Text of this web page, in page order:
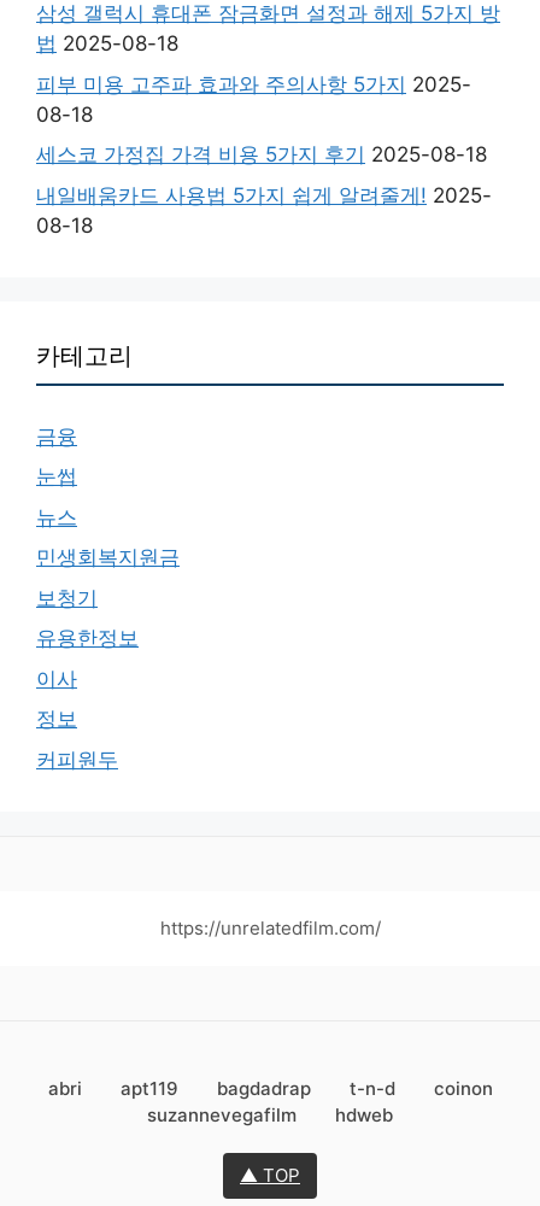
삼성 갤럭시 휴대폰 잠금화면 설정과 해제 5가지 방
법 2025-08-18
피부 미용 고주파 효과와 주의사항 5가지 2025-
08-18
세스코 가정집 가격 비용 5가지 후기 2025-08-18
내일배움카드 사용법 5가지 쉽게 알려줄게! 2025-
08-18
카테고리
금융
눈썹
뉴스
민생회복지원금
보청기
유용한정보
이사
정보
커피원두
https://unrelatedfilm.com/
abri apt119 bagdadrap t-n-d
coinon
suzannevegafilm
hdweb
▲ TOP